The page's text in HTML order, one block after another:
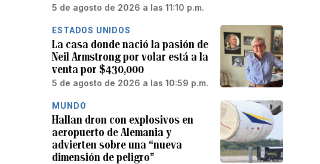
5 de agosto de 2026 a las 11:10 p.m.
ESTADOS UNIDOS
La casa donde nació la pasión de
Neil Armstrong por volar está a la
venta por $430,000
5 de agosto de 2026 a las 10:59 p.m.
MUNDO
Hallan dron con explosivos en
aeropuerto de Alemania y
advierten sobre una “nueva
dimensión de peligro”